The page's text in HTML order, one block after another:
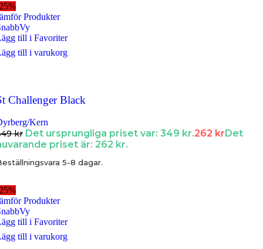
Produkter
till i Favoriter
till i varukorg
Challenger Black
Kern
kr Det ursprungliga priset var: 349 kr.262 kr Det
priset är: 262 kr.
5-8 dagar.
Produkter
till i Favoriter
till i varukorg